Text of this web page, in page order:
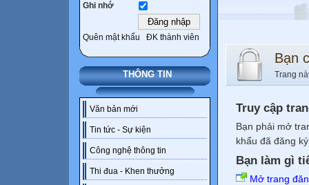
Ghi nhớ
Quên mật khẩu ĐK thành viên
THÔNG TIN
Văn bản mới
Tin tức - Sự kiện
Công nghệ thông tin
Thi đua - Khen thưởng
Bạn
Trang
Truy cập
Bạn phải mở
khẩu đã đăng
Bạn làm gì
Mở trang